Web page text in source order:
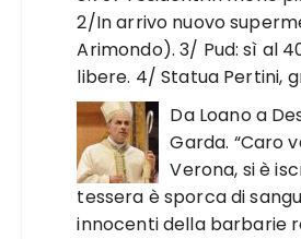
2/In arrivo nuovo
Arimondo). 3/ Pud: sì al
libere. 4/ Statua Pertini,
Da Loano a
Garda. “Caro
Verona, si è
tessera è sporca di
innocenti della barbarie